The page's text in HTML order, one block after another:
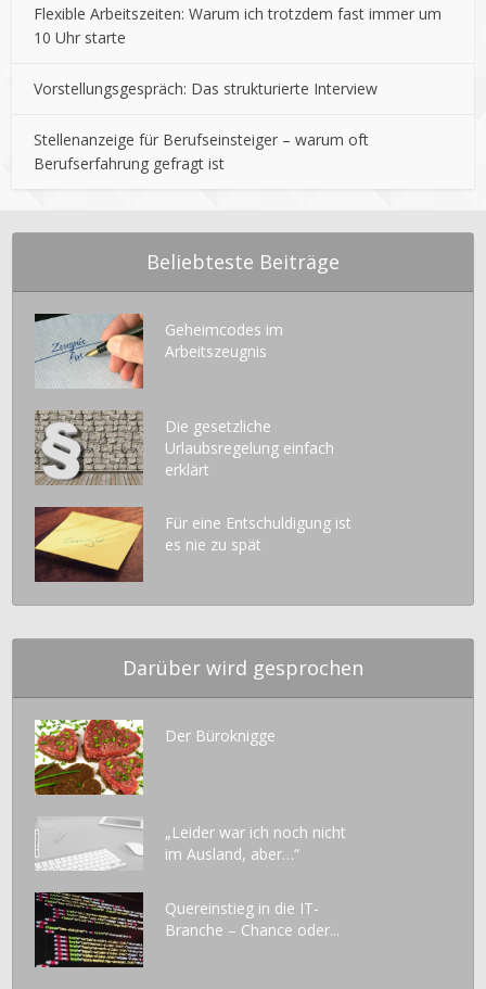
Flexible Arbeitszeiten: Warum ich trotzdem fast immer um
10 Uhr starte
Vorstellungsgespräch: Das strukturierte Interview
Stellenanzeige für Berufseinsteiger – warum oft
Berufserfahrung gefragt ist
Beliebteste Beiträge
Geheimcodes im
Arbeitszeugnis
Die gesetzliche
Urlaubsregelung einfach
erklärt
Für eine Entschuldigung ist
es nie zu spät
Darüber wird gesprochen
Der Büroknigge
„Leider war ich noch nicht
im Ausland, aber…“
Quereinstieg in die IT-
Branche – Chance oder...